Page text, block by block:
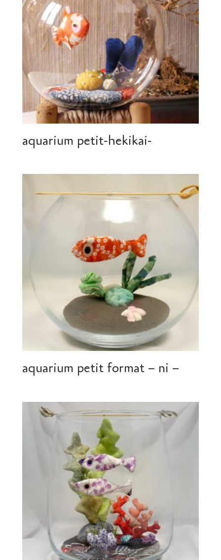
aquarium petit-hekikai-
aquarium petit format – ni –